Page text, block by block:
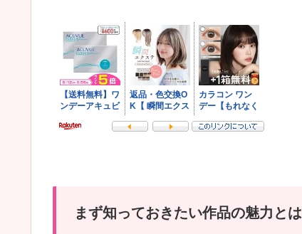
まず知っておきたい作品の魅力とは